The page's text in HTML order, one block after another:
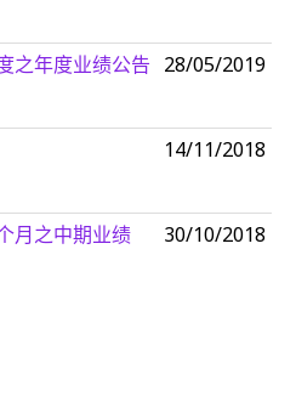
之年度业绩公告 28/05/2019
14/11/2018
月之中期业绩 30/10/2018